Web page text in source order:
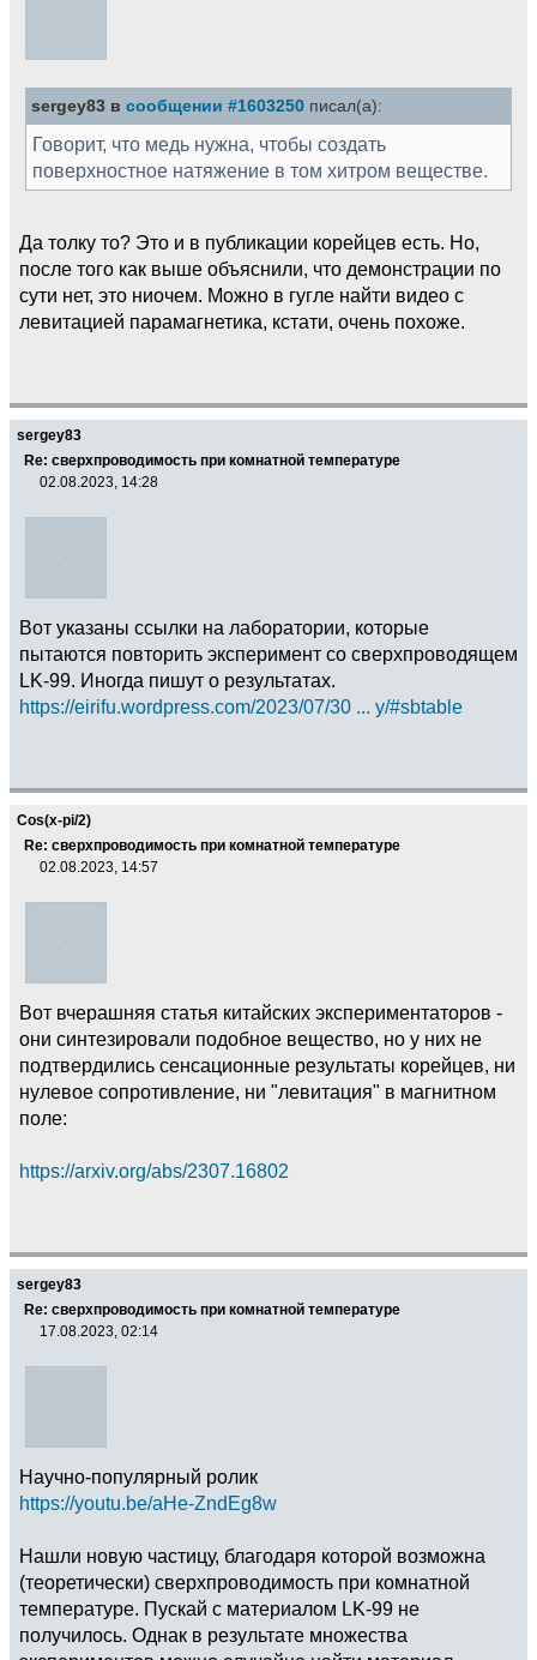
sergey83 в сообщении #1603250 писал(а):
Говорит, что медь нужна, чтобы создать
поверхностное натяжение в том хитром веществе.
Да толку то? Это и в публикации корейцев есть. Но,
после того как выше объяснили, что демонстрации по
сути нет, это ниочем. Можно в гугле найти видео с
левитацией парамагнетика, кстати, очень похоже.
sergey83
Re: сверхпроводимость при комнатной температуре
02.08.2023, 14:28
Вот указаны ссылки на лаборатории, которые
пытаются повторить эксперимент со сверхпроводящем
LK-99. Иногда пишут о результатах.
https://eirifu.wordpress.com/2023/07/30 ... y/#sbtable
Cos(x-pi/2)
Re: сверхпроводимость при комнатной температуре
02.08.2023, 14:57
Вот вчерашняя статья китайских экспериментаторов -
они синтезировали подобное вещество, но у них не
подтвердились сенсационные результаты корейцев, ни
нулевое сопротивление, ни "левитация" в магнитном
поле:
https://arxiv.org/abs/2307.16802
sergey83
Re: сверхпроводимость при комнатной температуре
17.08.2023, 02:14
Научно-популярный ролик
https://youtu.be/aHe-ZndEg8w
Нашли новую частицу, благодаря которой возможна
(теоретически) сверхпроводимость при комнатной
температуре. Пускай с материалом LK-99 не
получилось. Однак в результате множества